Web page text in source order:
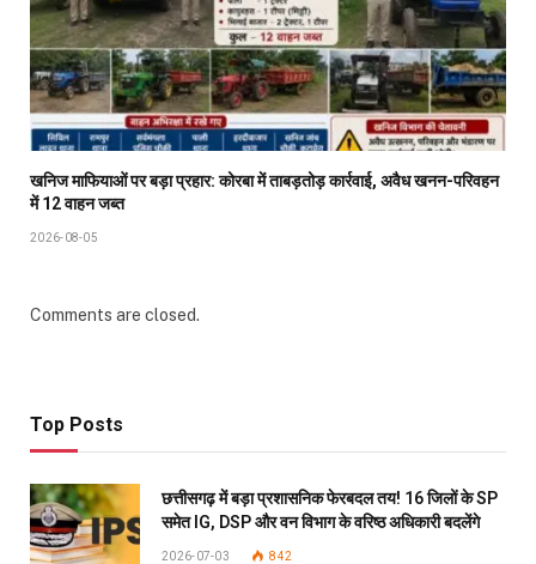
खनिज माफियाओं पर बड़ा प्रहार: कोरबा में ताबड़तोड़ कार्रवाई, अवैध खनन-परिवहन
में 12 वाहन जब्त
2026-08-05
Comments are closed.
Top Posts
छत्तीसगढ़ में बड़ा प्रशासनिक फेरबदल तय! 16 जिलों के SP
समेत IG, DSP और वन विभाग के वरिष्ठ अधिकारी बदलेंगे
2026-07-03 842